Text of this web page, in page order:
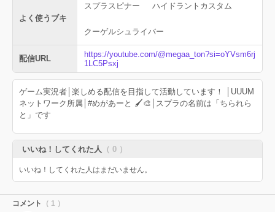
よく使うブキ
スプラスピナー ハイドラントカスタム
クーゲルシュライバー
配信URL
https://youtube.com/@megaa_ton?si=oYVsm6rj
1LC5Psxj
ゲーム実況者│楽しめる配信を目指して活動しています！ │UUUM
ネットワーク所属│#めがあーと 🖌🎨│スプラの名前は「ちられら
と」です
いいね！してくれた人 （ 0 ）
いいね！してくれた人はまだいません。
コメント （ 1 ）